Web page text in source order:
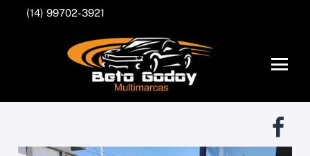
(14) 99702-3921